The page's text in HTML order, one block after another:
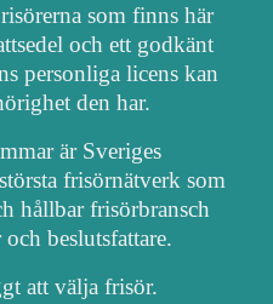
som finns här
och ett godkänt
personliga licens kan
den har.
är Sveriges
frisörnätverk som
hållbar frisörbransch
beslutsfattare.
att välja frisör.